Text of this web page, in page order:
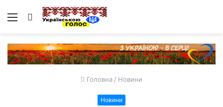
Меню Пошук
Головна / Новини
Новини